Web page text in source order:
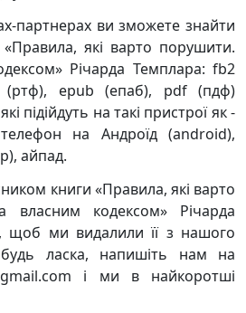
партнерах ви зможете знайти
які варто порушити.
Річарда Темплара: fb2
epub (епаб), pdf (пдф)
підійдуть на такі пристрої як -
на Андроїд (android),
айпад.
книги «Правила, які варто
кодексом» Річарда
щоб ми видалили її з нашого
ласка, напишіть нам на
і ми в найкоротші